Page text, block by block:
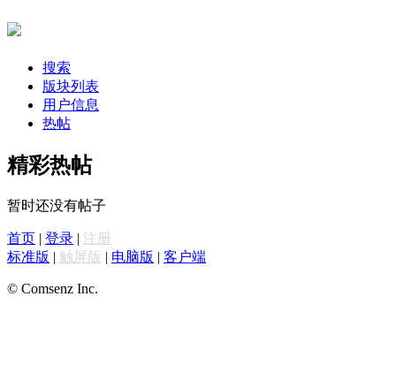
搜索
版块列表
用户信息
热帖
精彩热帖
暂时还没有帖子
首页 | 登录 | 注册
标准版 | 触屏版 | 电脑版 | 客户端
© Comsenz Inc.